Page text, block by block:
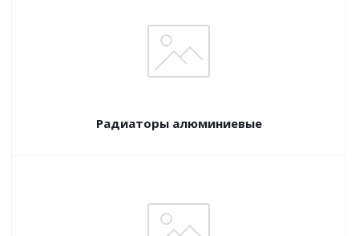
Радиаторы алюминиевые